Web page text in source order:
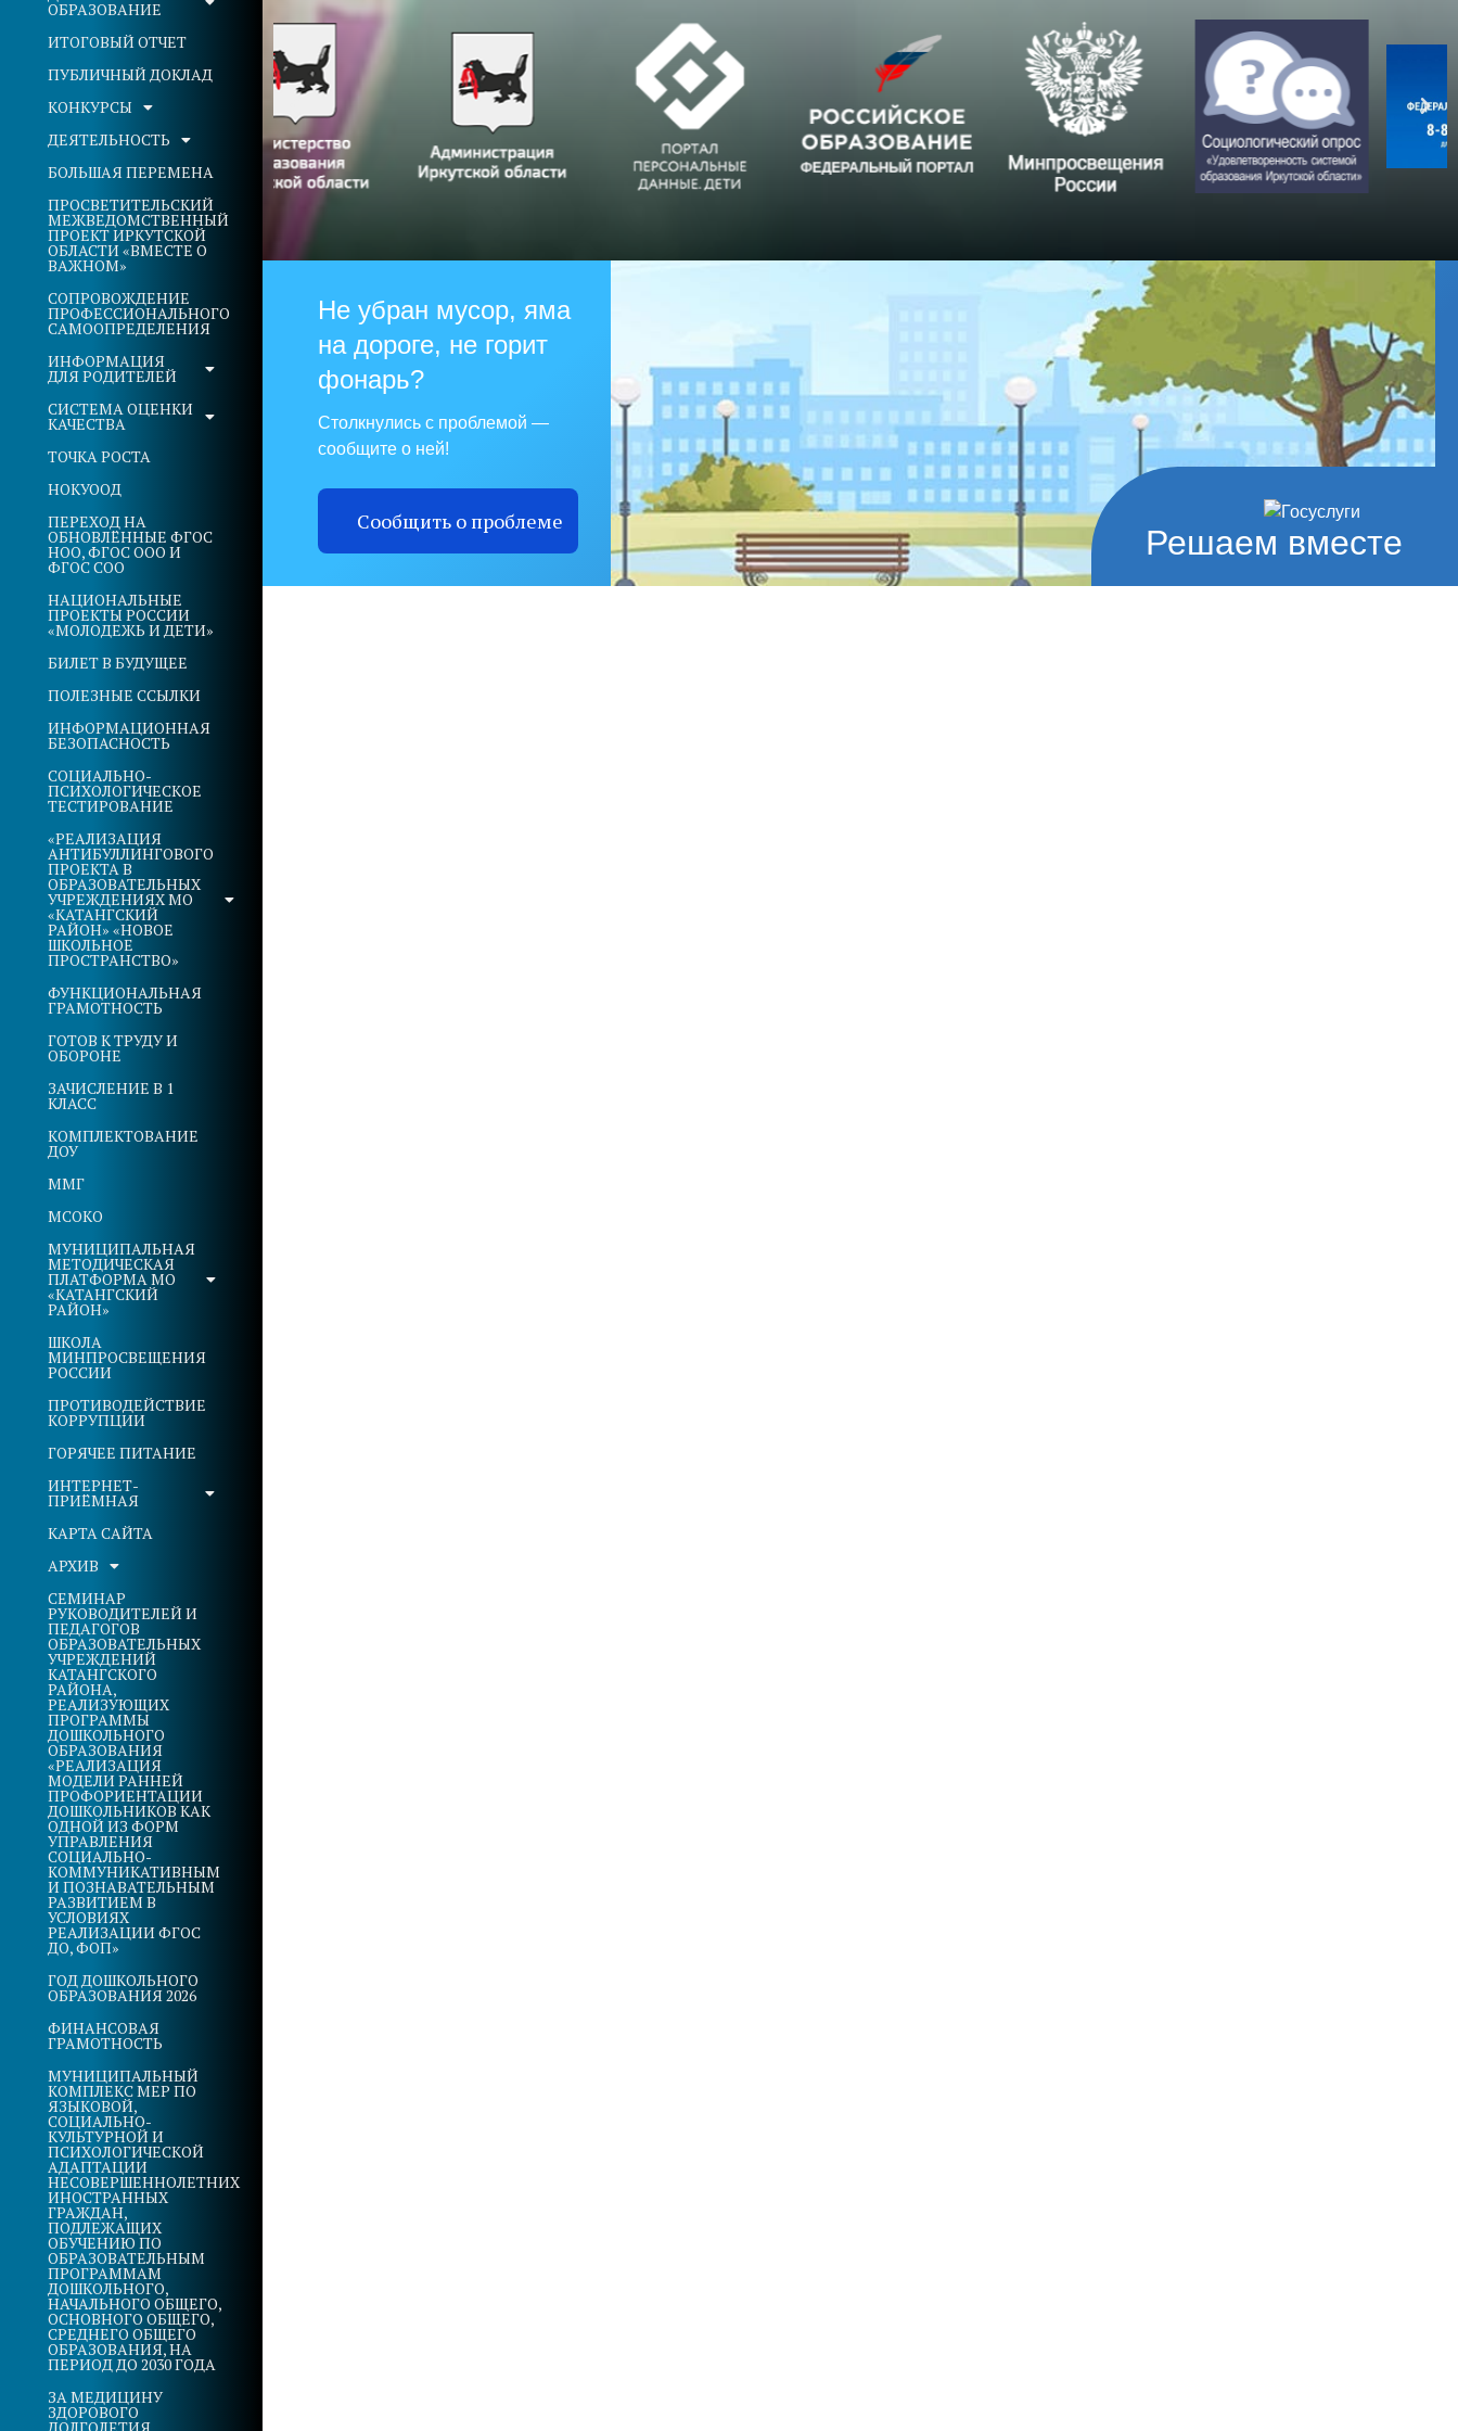
ОБРАЗОВАНИЕ
ИТОГОВЫЙ ОТЧЕТ
ПУБЛИЧНЫЙ ДОКЛАД
КОНКУРСЫ
ДЕЯТЕЛЬНОСТЬ
БОЛЬШАЯ ПЕРЕМЕНА
ПРОСВЕТИТЕЛЬСКИЙ
МЕЖВЕДОМСТВЕННЫЙ
ПРОЕКТ ИРКУТСКОЙ
ОБЛАСТИ «ВМЕСТЕ О
ВАЖНОМ»
СОПРОВОЖДЕНИЕ
ПРОФЕССИОНАЛЬНОГО
САМООПРЕДЕЛЕНИЯ
ИНФОРМАЦИЯ
ДЛЯ РОДИТЕЛЕЙ
СИСТЕМА ОЦЕНКИ
КАЧЕСТВА
ТОЧКА РОСТА
НОКУООД
ПЕРЕХОД НА
ОБНОВЛЁННЫЕ ФГОС
НОО, ФГОС ООО И
ФГОС СОО
НАЦИОНАЛЬНЫЕ
ПРОЕКТЫ РОССИИ
«МОЛОДЕЖЬ И ДЕТИ»
БИЛЕТ В БУДУЩЕЕ
ПОЛЕЗНЫЕ ССЫЛКИ
ИНФОРМАЦИОННАЯ
БЕЗОПАСНОСТЬ
СОЦИАЛЬНО-
ПСИХОЛОГИЧЕСКОЕ
ТЕСТИРОВАНИЕ
«РЕАЛИЗАЦИЯ
АНТИБУЛЛИНГОВОГО
ПРОЕКТА В
ОБРАЗОВАТЕЛЬНЫХ
УЧРЕЖДЕНИЯХ МО
«КАТАНГСКИЙ
РАЙОН» «НОВОЕ
ШКОЛЬНОЕ
ПРОСТРАНСТВО»
ФУНКЦИОНАЛЬНАЯ
ГРАМОТНОСТЬ
ГОТОВ К ТРУДУ И
ОБОРОНЕ
ЗАЧИСЛЕНИЕ В 1
КЛАСС
КОМПЛЕКТОВАНИЕ
ДОУ
ММГ
МСОКО
МУНИЦИПАЛЬНАЯ
МЕТОДИЧЕСКАЯ
ПЛАТФОРМА МО
«КАТАНГСКИЙ
РАЙОН»
ШКОЛА
МИНПРОСВЕЩЕНИЯ
РОССИИ
ПРОТИВОДЕЙСТВИЕ
КОРРУПЦИИ
ГОРЯЧЕЕ ПИТАНИЕ
ИНТЕРНЕТ-
ПРИЁМНАЯ
КАРТА САЙТА
АРХИВ
СЕМИНАР
РУКОВОДИТЕЛЕЙ И
ПЕДАГОГОВ
ОБРАЗОВАТЕЛЬНЫХ
УЧРЕЖДЕНИЙ
КАТАНГСКОГО
РАЙОНА,
РЕАЛИЗУЮЩИХ
ПРОГРАММЫ
ДОШКОЛЬНОГО
ОБРАЗОВАНИЯ
«РЕАЛИЗАЦИЯ
МОДЕЛИ РАННЕЙ
ПРОФОРИЕНТАЦИИ
ДОШКОЛЬНИКОВ КАК
ОДНОЙ ИЗ ФОРМ
УПРАВЛЕНИЯ
СОЦИАЛЬНО-
КОММУНИКАТИВНЫМ
И ПОЗНАВАТЕЛЬНЫМ
РАЗВИТИЕМ В
УСЛОВИЯХ
РЕАЛИЗАЦИИ ФГОС
ДО, ФОП»
ГОД ДОШКОЛЬНОГО
ОБРАЗОВАНИЯ 2026
ФИНАНСОВАЯ
ГРАМОТНОСТЬ
МУНИЦИПАЛЬНЫЙ
КОМПЛЕКС МЕР ПО
ЯЗЫКОВОЙ,
СОЦИАЛЬНО-
КУЛЬТУРНОЙ И
ПСИХОЛОГИЧЕСКОЙ
АДАПТАЦИИ
НЕСОВЕРШЕННОЛЕТНИХ
ИНОСТРАННЫХ
ГРАЖДАН,
ПОДЛЕЖАЩИХ
ОБУЧЕНИЮ ПО
ОБРАЗОВАТЕЛЬНЫМ
ПРОГРАММАМ
ДОШКОЛЬНОГО,
НАЧАЛЬНОГО ОБЩЕГО,
ОСНОВНОГО ОБЩЕГО,
СРЕДНЕГО ОБЩЕГО
ОБРАЗОВАНИЯ, НА
ПЕРИОД ДО 2030 ГОДА
ЗА МЕДИЦИНУ
ЗДОРОВОГО
Решаем вместе
Не убран мусор, яма
на дороге, не горит
фонарь?
Столкнулись с проблемой —
сообщите о ней!
Сообщить о проблеме